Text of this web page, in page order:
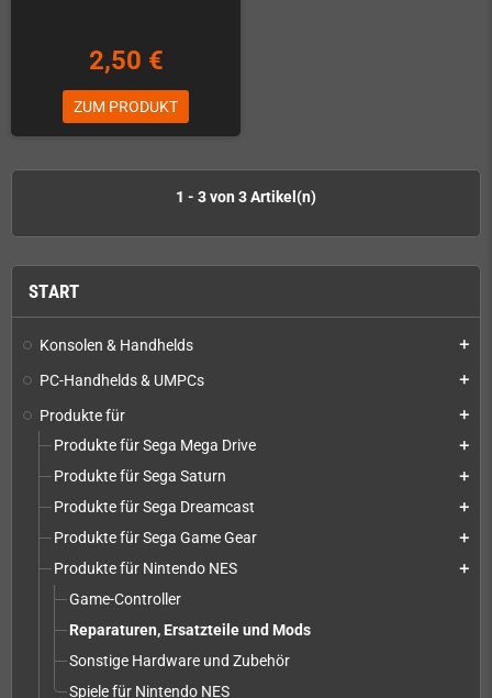
START
Konsolen & Handhelds add
PC-Handhelds & UMPCs add
Produkte für add
Produkte für Sega Mega Drive add
Produkte für Sega Saturn add
Produkte für Sega Dreamcast add
Produkte für Sega Game Gear add
Produkte für Nintendo NES add
Game-Controller
Reparaturen, Ersatzteile und Mods
Sonstige Hardware und Zubehör
Spiele für Nintendo NES
2,50 €
ZUM PRODUKT
1 - 3 von 3 Artikel(n)